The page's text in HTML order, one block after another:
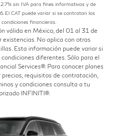
sin IVA para fines informativos y de
CAT puede variar si se contratan los
financieras.
válida en México, del 01 al 31 de
No aplica con otras
Esta información puede variar si
diferentes. Sólo para el
Services®. Para conocer planes
requisitos de contratación,
y condiciones consulta a tu
INFINITI®.